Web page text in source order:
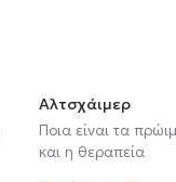
Αλτσχάιμερ
Ποια είναι τα
και η θεραπεία